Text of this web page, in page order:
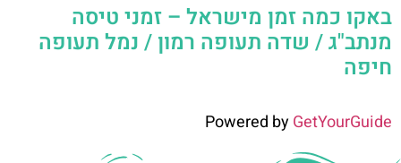
באקו כמה זמן מישראל – זמני טיסה
מנתב"ג / שדה תעופה רמון / נמל תעופה
חיפה
Powered byGetYourGuide